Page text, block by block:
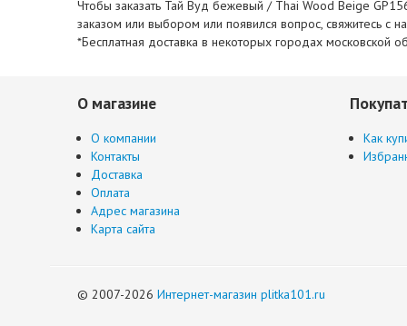
Чтобы заказать Тай Вуд бежевый / Thai Wood Beige
заказом или выбором или появился вопрос, свяжитесь с
*Бесплатная доставка в некоторых городах московской
О магазине
О компании
Контакты
Доставка
Оплата
Адрес магазина
Карта сайта
Как
© 2007-2026 Интернет-магазин plitka101.ru